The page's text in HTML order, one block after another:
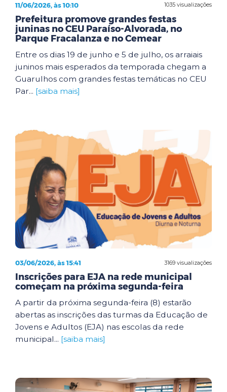
1035 visualizações
11/06/2026, às 10:10
Prefeitura promove grandes festas
juninas no CEU Paraíso-Alvorada, no
Parque Fracalanza e no Cemear
Entre os dias 19 de junho e 5 de julho, os arraiais
juninos mais esperados da temporada chegam a
Guarulhos com grandes festas temáticas no CEU
Par... [saiba mais]
3169 visualizações
03/06/2026, às 15:41
Inscrições para EJA na rede municipal
começam na próxima segunda-feira
A partir da próxima segunda-feira (8) estarão
abertas as inscrições das turmas da Educação de
Jovens e Adultos (EJA) nas escolas da rede
municipal... [saiba mais]